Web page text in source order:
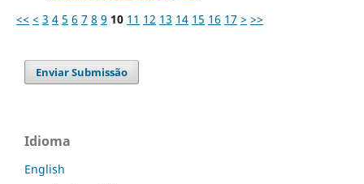
<< < 3 4 5 6 7 8 9 10 11 12 13 14 15 16 17 > >>
Enviar Submissão
Idioma
English